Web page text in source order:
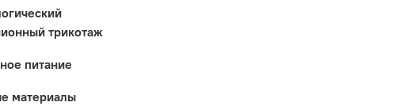
трикотаж
питание
материалы